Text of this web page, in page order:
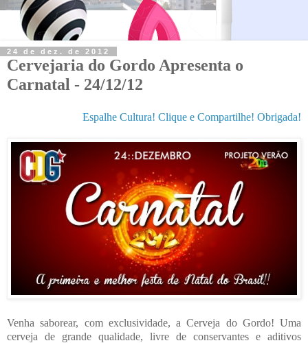
24 de dez. de 2012
Cervejaria do Gordo Apresenta o
Carnatal - 24/12/12
Espalhe Cultura! Clique e Compartilhe! Obrigada!
Venha saborear, com exclusividade, a Cerveja do Gordo! Uma
cerveja de grande qualidade, livre de conservantes e aditivos